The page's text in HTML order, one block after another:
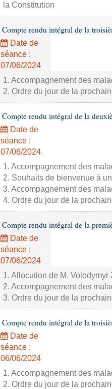
la Constitution
Compte rendu intégral de la
Date de
séance :
07/06/2024
1. Accompagnement des
2. Ordre du jour de la
Compte rendu intégral de la
Date de
séance :
07/06/2024
1. Accompagnement des
2. Souhaits de bienvenue à
3. Accompagnement des
4. Ordre du jour de la
Compte rendu intégral de la
Date de
séance :
07/06/2024
1. Allocution de M. Volodymyr
2. Accompagnement des
3. Ordre du jour de la
Compte rendu intégral de la
Date de
séance :
06/06/2024
1. Accompagnement des
2. Ordre du jour de la